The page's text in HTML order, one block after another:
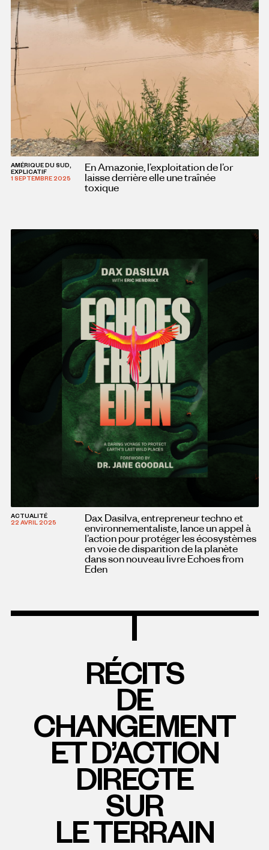
AMÉRIQUE DU SUD,
EXPLICATIF
1 SEPTEMBRE 2025
En Amazonie, l’exploitation de l’or
laisse derrière elle une traînée
toxique
ACTUALITÉ
22 AVRIL 2025
Dax Dasilva, entrepreneur techno et
environnementaliste, lance un appel à
l’action pour protéger les écosystèmes
en voie de disparition de la planète
dans son nouveau livre Echoes from
Eden
RÉCITS
DE
CHANGEMENT
ET D’ACTION
DIRECTE
SUR
LE TERRAIN